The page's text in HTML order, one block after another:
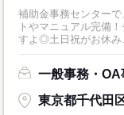
補助金事務センター
トやマニュアル完備
すよ◎土日祝がお休み
一般事務・OA
東京都千代田